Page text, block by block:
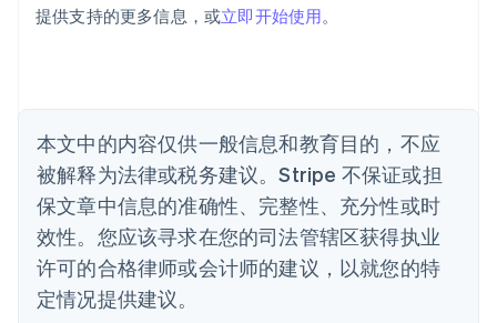
提供支持的更多信息，或立即开始使用。
本文中的内容仅供一般信息和教育目的，不应
被解释为法律或税务建议。Stripe 不保证或担
保文章中信息的准确性、完整性、充分性或时
效性。您应该寻求在您的司法管辖区获得执业
许可的合格律师或会计师的建议，以就您的特
定情况提供建议。
保加利亚
English
丹麦
德国
DeutschEnglish
法国
FrançaisEnglish
芬兰
EnglishSvenska